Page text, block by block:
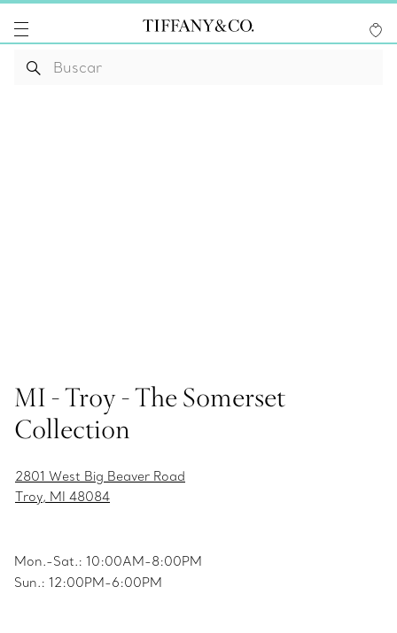
MI - Troy - The Somerset
Collection
2801 West Big Beaver Road
Troy, MI 48084
Mon.-Sat.: 10:00AM-8:00PM
Sun.: 12:00PM-6:00PM